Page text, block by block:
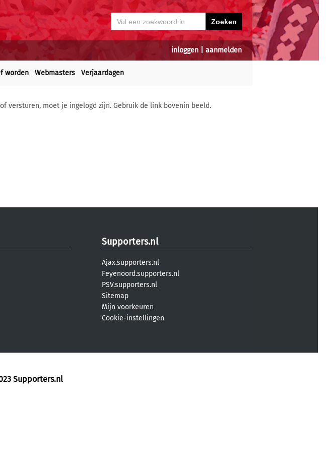
inloggen aanmelden
worden Webmasters Verjaardagen
versturen, moet je ingelogd zijn. Gebruik de link bovenin beeld.
Supporters.nl
Ajax.supporters.nl
Feyenoord.supporters.nl
PSV.supporters.nl
Sitemap
Mijn voorkeuren
Cookie-instellingen
Supporters.nl